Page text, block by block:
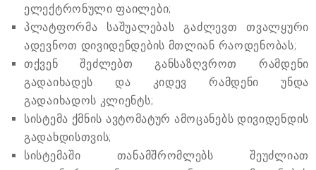
ელექტრონული ფაილები;
პლატფორმა საშუალებას გაძლევთ თვალყური
ადევნოთ დივიდენდების მთლიან რაოდენობას;
თქვენ შეძლებთ განსაზღვროთ რამდენი
გადაიხადეს და კიდევ რამდენი უნდა
გადაიხადოს კლიენტს;
სისტემა ქმნის ავტომატურ ამოცანებს დივიდენდის
გადახდისთვის;
სისტემაში თანამშრომლებს შეუძლიათ